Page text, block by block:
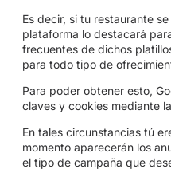
Es decir, si tu restaurante
plataforma lo destacará
frecuentes de dichos
para todo tipo de
Para poder obtener esto,
claves y cookies mediante
En tales circunstancias tú
momento aparecerán los
el tipo de campaña que